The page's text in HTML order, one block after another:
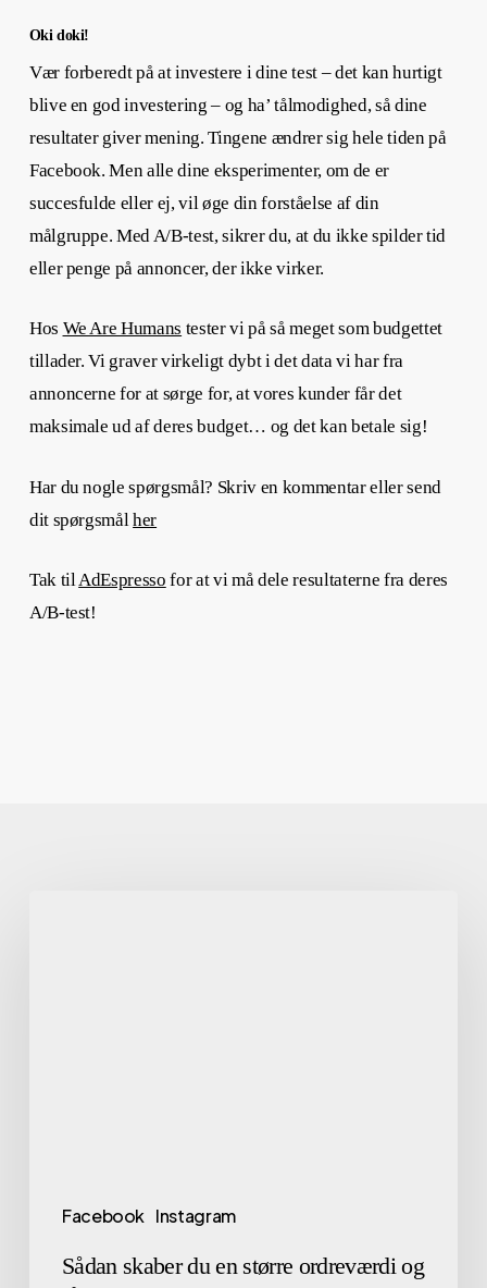
Oki doki!
Vær forberedt på at investere i dine test – det kan hurtigt
blive en god investering – og ha’ tålmodighed, så dine
resultater giver mening. Tingene ændrer sig hele tiden på
Facebook. Men alle dine eksperimenter, om de er
succesfulde eller ej, vil øge din forståelse af din
målgruppe. Med A/B-test, sikrer du, at du ikke spilder tid
eller penge på annoncer, der ikke virker.
Hos We Are Humans tester vi på så meget som budgettet
tillader. Vi graver virkeligt dybt i det data vi har fra
annoncerne for at sørge for, at vores kunder får det
maksimale ud af deres budget… og det kan betale sig!
Har du nogle spørgsmål? Skriv en kommentar eller send
dit spørgsmålher
Tak tilAdEspresso for at vi må dele resultaterne fra deres
A/B-test!
Facebook Instagram
Sådan skaber du en større ordreværdi og